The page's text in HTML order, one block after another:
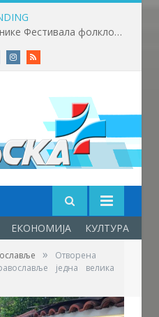
Приређен пријем за учеснике Фестивала фолклора у Врањској Бањи
Instagram
RSS
ЕКОНОМИЈА КУЛТУРА
»
Отворена
једна велика